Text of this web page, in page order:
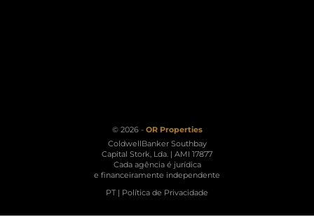
© 2026 - OR Properties
ColdwellBanker Southbay
Capital Stork, Lda. | AMI 17877
Cada agência é jurídica
e financeiramente independente
PT| Política de Privacidade